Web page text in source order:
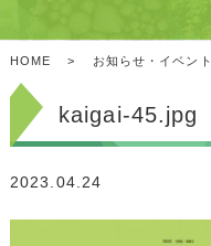
HOME > お知らせ・イベント
kaigai-45.jpg
2023.04.24